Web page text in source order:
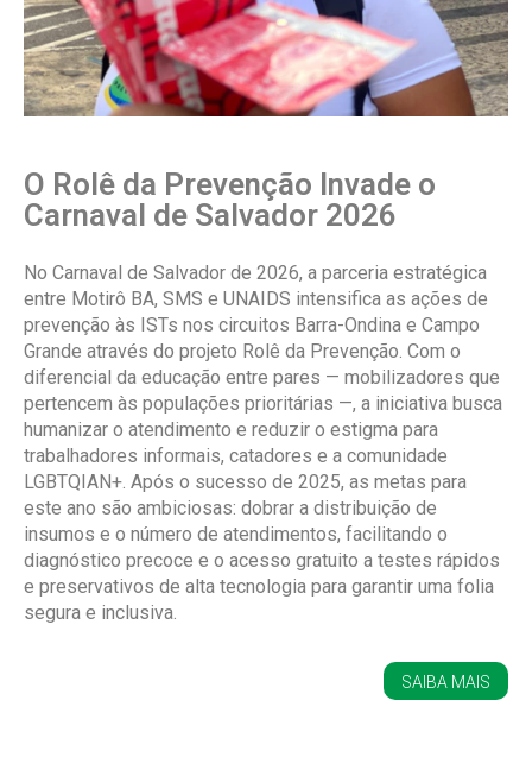
O Rolê da Prevenção Invade o
Carnaval de Salvador 2026
No Carnaval de Salvador de 2026, a parceria estratégica
entre Motirô BA, SMS e UNAIDS intensifica as ações de
prevenção às ISTs nos circuitos Barra-Ondina e Campo
Grande através do projeto Rolê da Prevenção. Com o
diferencial da educação entre pares — mobilizadores que
pertencem às populações prioritárias —, a iniciativa busca
humanizar o atendimento e reduzir o estigma para
trabalhadores informais, catadores e a comunidade
LGBTQIAN+. Após o sucesso de 2025, as metas para
este ano são ambiciosas: dobrar a distribuição de
insumos e o número de atendimentos, facilitando o
diagnóstico precoce e o acesso gratuito a testes rápidos
e preservativos de alta tecnologia para garantir uma folia
segura e inclusiva.
SAIBA MAIS